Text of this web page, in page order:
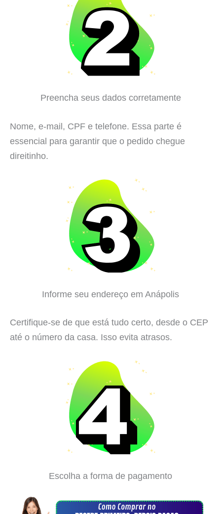
Preencha seus dados corretamente
Nome, e-mail, CPF e telefone. Essa parte é
essencial para garantir que o pedido chegue
direitinho.
Informe seu endereço em Anápolis
Certifique-se de que está tudo certo, desde o CEP
até o número da casa. Isso evita atrasos.
Escolha a forma de pagamento